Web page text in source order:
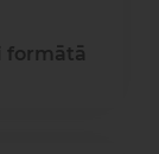
formātā